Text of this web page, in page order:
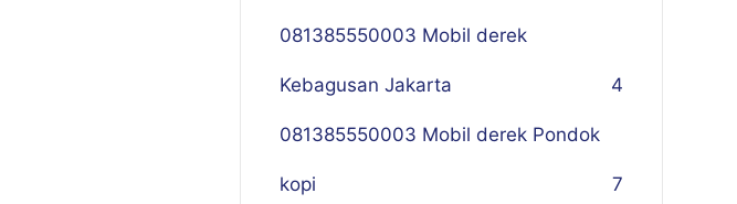
081385550003 Mobil derek
Kebagusan Jakarta 4
081385550003 Mobil derek Pondok
kopi 7